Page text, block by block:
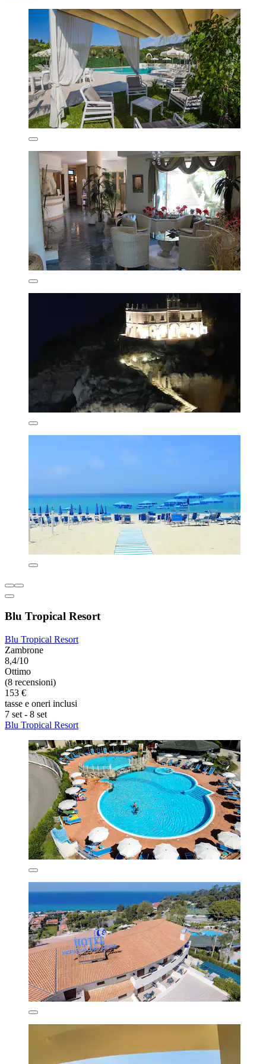
Blu Tropical Resort
Blu Tropical Resort
Zambrone
8,4/10
Ottimo
(8 recensioni)
153 €
tasse e oneri inclusi
7 set - 8 set
Blu Tropical Resort